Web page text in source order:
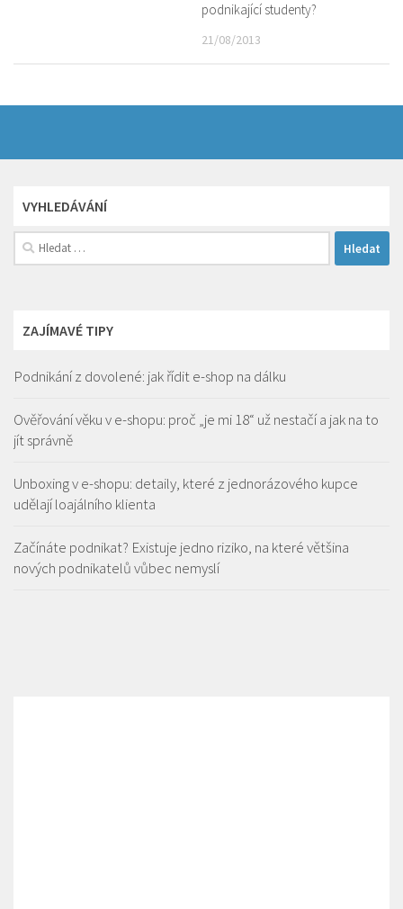
podnikající studenty?
21/08/2013
VYHLEDÁVÁNÍ
Vyhledávání
ZAJÍMAVÉ TIPY
Podnikání z dovolené: jak řídit e-shop na dálku
Ověřování věku v e-shopu: proč „je mi 18“ už nestačí a jak na to
jít správně
Unboxing v e-shopu: detaily, které z jednorázového kupce
udělají loajálního klienta
Začínáte podnikat? Existuje jedno riziko, na které většina
nových podnikatelů vůbec nemyslí